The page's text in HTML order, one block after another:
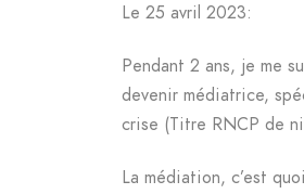
Le 25 avril 2023:
Pendant 2 ans, je me
devenir médiatrice,
crise (Titre RNCP de
La médiation, c’est